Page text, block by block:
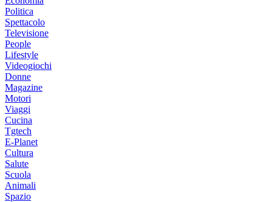
Politica
Spettacolo
Televisione
People
Lifestyle
Videogiochi
Donne
Magazine
Motori
Viaggi
Cucina
Tgtech
E-Planet
Cultura
Salute
Scuola
Animali
Spazio